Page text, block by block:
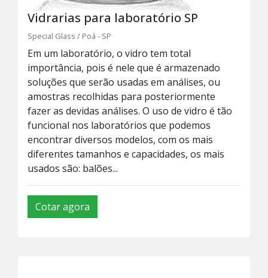
Vidrarias para laboratório SP
Special Glass / Poá - SP
Em um laboratório, o vidro tem total
importância, pois é nele que é armazenado
soluções que serão usadas em análises, ou
amostras recolhidas para posteriormente
fazer as devidas análises. O uso de vidro é tão
funcional nos laboratórios que podemos
encontrar diversos modelos, com os mais
diferentes tamanhos e capacidades, os mais
usados são: balões...
Cotar agora